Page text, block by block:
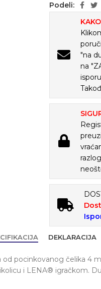
Podeli:
"na
na
DEKLARACIJA
pocinkovanog čelika
i LENA® igračkom.